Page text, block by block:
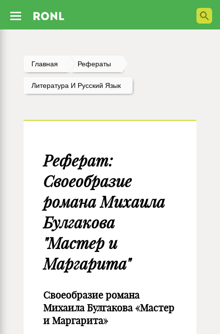
Главная Рефераты
Литература И Русский Язык
Реферат:
Своеобразие
романа Михаила
Булгакова
"Мастер и
Маргарита"
Своеобразие романа
Михаила Булгакова «Мастер
и Маргарита»